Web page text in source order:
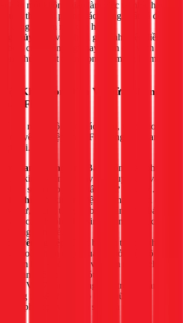
cần một không gian làm việc tại nhà, hay
muốn thay đổi phong cách sống... tất cả đều
đáng để làm mới căn hộ.
thủy:
Đối với nhiều gia đình, việc điều
bếp, cửa phòng ngủ hay thêm các vách
thủy là rất quan trọng để mang lại may
Khi Chọn Dịch Vụ Sửa Chung
1Fix
lý nhiều đội thợ khác nhau, việc giao
chuyên nghiệp như 1Fix mang lại sự an
trội.
gian & công sức:
Bạn không cần phải
tìm kiếm, giám sát hay giải quyết các vấn
1Fix sẽ thay bạn làm tất cả, từ A đến Z.
chi phí:
Với kinh nghiệm và mạng lưới đối
vật tư, chúng tôi giúp bạn nhận được báo
tránh các chi phí phát sinh không đáng có
công riêng lẻ.
chuyên nghiệp:
Toàn bộ quá trình từ thiết
đến hoàn thiện được quản lý bởi một đội
đảm bảo sự đồng bộ về thẩm mỹ và chất
hạn chế tối đa sai sót.
tâm:
Với 7 năm kinh nghiệm trong ngành,
chúng tôi sẽ tư vấn cho bạn những giải
nhất, phù hợp với ngân sách và mong